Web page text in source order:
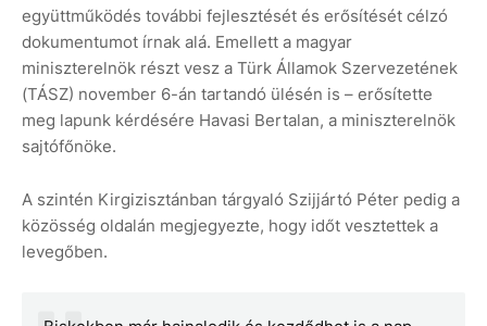
együttműködés további fejlesztését és erősítését célzó
dokumentumot írnak alá. Emellett a magyar
miniszterelnök részt vesz a Türk Államok Szervezetének
(TÁSZ) november 6-án tartandó ülésén is – erősítette
meg lapunk kérdésére Havasi Bertalan, a miniszterelnök
sajtófőnöke.
A szintén Kirgizisztánban tárgyaló Szijjártó Péter pedig a
közösség oldalán megjegyezte, hogy időt vesztettek a
levegőben.